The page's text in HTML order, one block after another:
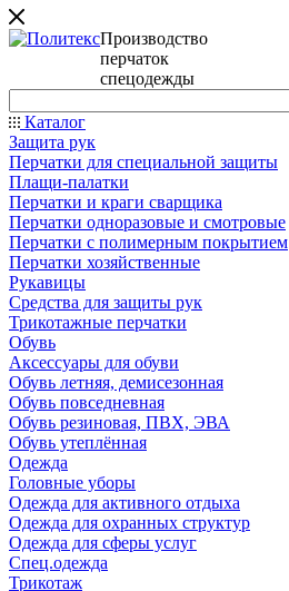
Производство
перчаток
спецодежды
Каталог
Защита рук
Перчатки для специальной защиты
Плащи-палатки
Перчатки и краги сварщика
Перчатки одноразовые и смотровые
Перчатки с полимерным покрытием
Перчатки хозяйственные
Рукавицы
Средства для защиты рук
Трикотажные перчатки
Обувь
Аксессуары для обуви
Обувь летняя, демисезонная
Обувь повседневная
Обувь резиновая, ПВХ, ЭВА
Обувь утеплённая
Одежда
Головные уборы
Одежда для активного отдыха
Одежда для охранных структур
Одежда для сферы услуг
Спец.одежда
Трикотаж